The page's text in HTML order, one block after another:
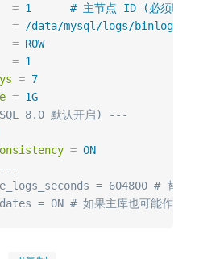
= 1      # 主节点 ID (必须唯一
=
/data/mysql/logs/binlog/
= ROW
= 1
= 7
= 1G
8.0 默认开启) ---
= ON
---
= 604800 # 替
= ON # 如果主库也可能作为其